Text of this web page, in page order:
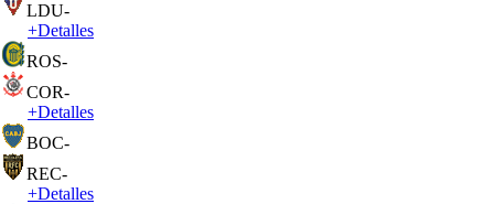
LDU-
+Detalles
ROS-
COR-
+Detalles
BOC-
REC-
+Detalles